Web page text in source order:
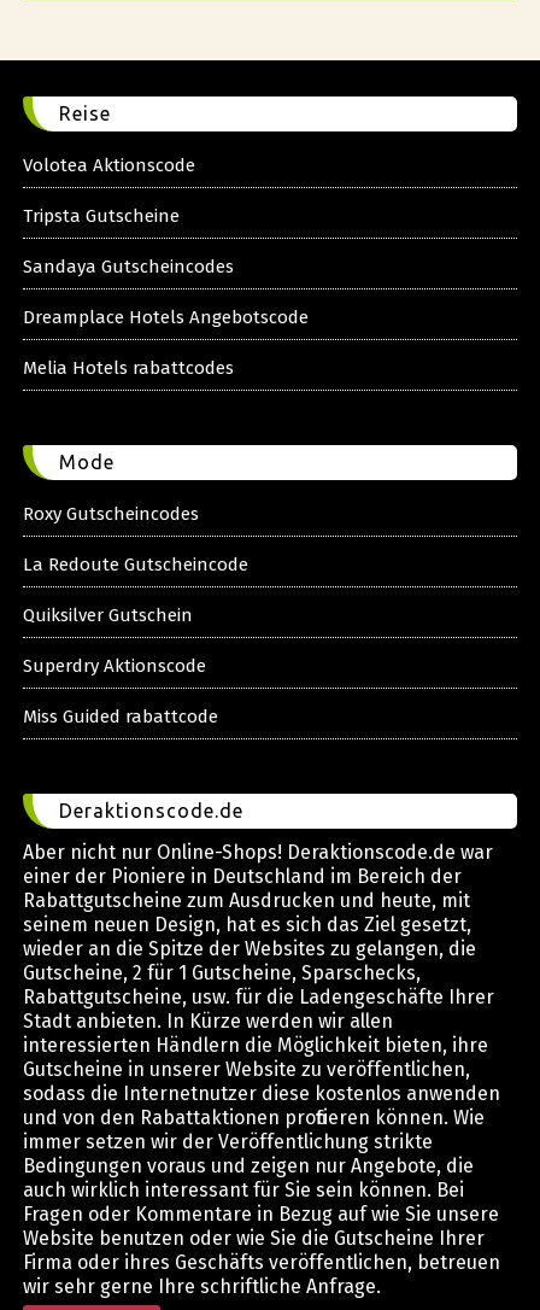
Reise
Volotea Aktionscode
Tripsta Gutscheine
Sandaya Gutscheincodes
Dreamplace Hotels Angebotscode
Melia Hotels rabattcodes
Mode
Roxy Gutscheincodes
La Redoute Gutscheincode
Quiksilver Gutschein
Superdry Aktionscode
Miss Guided rabattcode
Deraktionscode.de
Aber nicht nur Online-Shops! Deraktionscode.de war
einer der Pioniere in Deutschland im Bereich der
Rabattgutscheine zum Ausdrucken und heute, mit
seinem neuen Design, hat es sich das Ziel gesetzt,
wieder an die Spitze der Websites zu gelangen, die
Gutscheine, 2 für 1 Gutscheine, Sparschecks,
Rabattgutscheine, usw. für die Ladengeschäfte Ihrer
Stadt anbieten. In Kürze werden wir allen
interessierten Händlern die Möglichkeit bieten, ihre
Gutscheine in unserer Website zu veröffentlichen,
sodass die Internetnutzer diese kostenlos anwenden
und von den Rabattaktionen profitieren können. Wie
immer setzen wir der Veröffentlichung strikte
Bedingungen voraus und zeigen nur Angebote, die
auch wirklich interessant für Sie sein können. Bei
Fragen oder Kommentare in Bezug auf wie Sie unsere
Website benutzen oder wie Sie die Gutscheine Ihrer
Firma oder ihres Geschäfts veröffentlichen, betreuen
wir sehr gerne Ihre schriftliche Anfrage.